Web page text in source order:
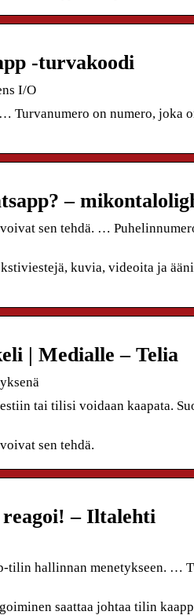
-turvakoodi
I/O
on numero, joka
–
sen tehdä. …
kuvia, videoita ja
| Medialle – Telia
tai tilisi voidaan kaapata.
sen tehdä.
reagoi! – Iltalehti
tilin hallinnan menetykseen. …
saattaa johtaa tilin